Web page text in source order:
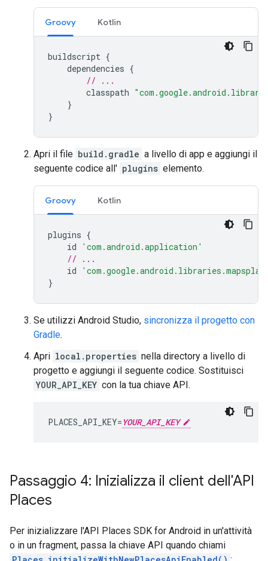
Groovy Kotlin
buildscript {
dependencies {
// ...
classpath
}
}
Apri il file build.gradle a livello di app e aggiungi il
seguente codice all' plugins elemento.
Groovy Kotlin
plugins {
id
'com.android.application'
// ...
id
}
Se utilizzi Android Studio, sincronizza il progetto con
Gradle.
Apri local.properties nella directory a livello di
progetto e aggiungi il seguente codice. Sostituisci
YOUR_API_KEY con la tua chiave API.
PLACES_API_KEY= YOUR_API_KEY
Passaggio 4: Inizializza il client dell'API
Places
Per inizializzare l'API Places SDK for Android in un'attività
o in un fragment, passa la chiave API quando chiami